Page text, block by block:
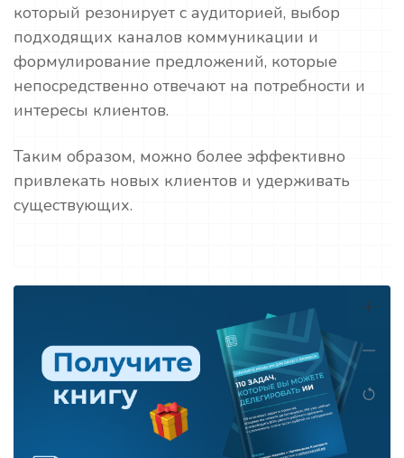
который резонирует с аудиторией, выбор
подходящих каналов коммуникации и
формулирование предложений, которые
непосредственно отвечают на потребности и
интересы клиентов.
Таким образом, можно более эффективно
привлекать новых клиентов и удерживать
существующих.